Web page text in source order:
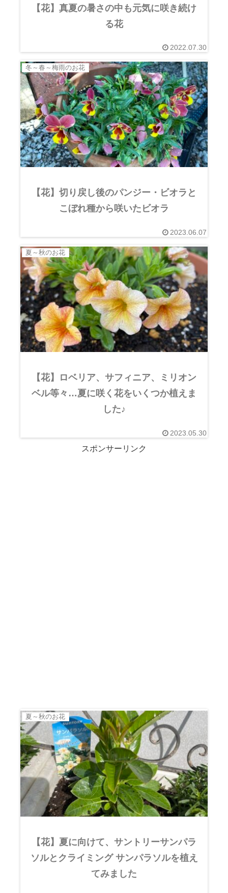
【花】真夏の暑さの中も元気に咲き続け
る花
2022.07.30
冬～春～梅雨のお花
【花】切り戻し後のパンジー・ビオラと
こぼれ種から咲いたビオラ
2023.06.07
夏～秋のお花
【花】ロベリア、サフィニア、ミリオン
ベル等々…夏に咲く花をいくつか植えま
した♪
2023.05.30
スポンサーリンク
夏～秋のお花
【花】夏に向けて、サントリーサンパラ
ソルとクライミング サンパラソルを植え
てみました